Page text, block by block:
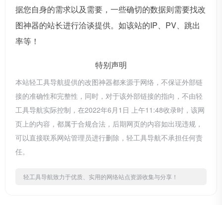
据您自身的需求以及需要，一些确切的数据则需要找改
图神器的站长进行洽谈提供。如该站的IP、PV、跳出
率等！
特别声明
本站轻工具导航提供的改图神器都来源于网络，不保证外部链
接的准确性和完整性，同时，对于该外部链接的指向，不由轻
工具导航实际控制，在2022年6月1日 上午11:48收录时，该网
页上的内容，都属于合规合法，后期网页的内容如出现违规，
可以直接联系网站管理员进行删除，轻工具导航不承担任何责
任。
轻工具导航致力于优质、实用的网络站点资源收集与分享！